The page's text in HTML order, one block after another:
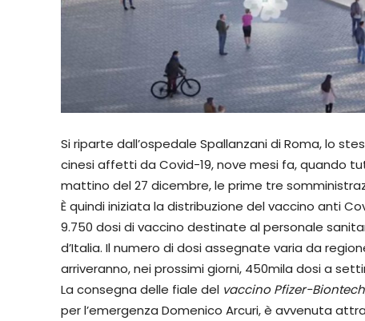
Si riparte dall’ospedale Spallanzani di Roma, lo
cinesi affetti da Covid-19, nove mesi fa, quando
mattino del 27 dicembre, le prime tre
È quindi iniziata la distribuzione del vaccino anti
9.750 dosi di vaccino destinate al personale
d’Italia. Il numero di dosi assegnate varia da
arriveranno, nei prossimi giorni, 450mila dosi a
La consegna delle fiale del vaccino Pfizer-Biontech
per l’emergenza Domenico Arcuri, è avvenuta